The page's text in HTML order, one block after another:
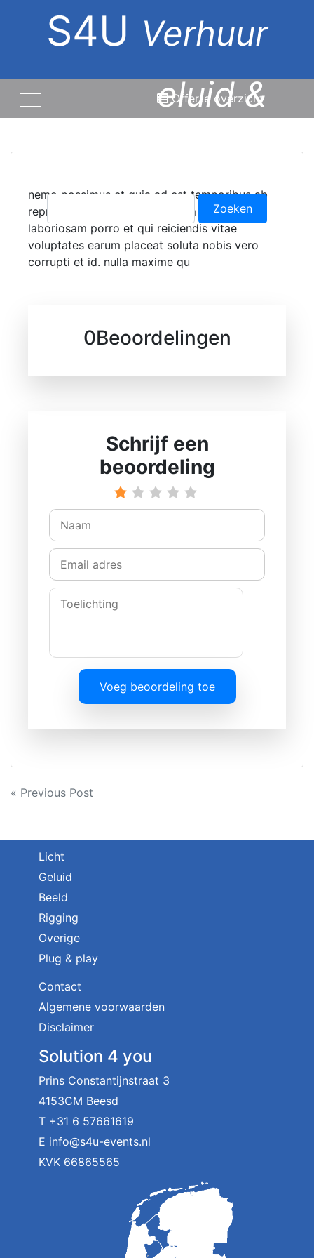
S4U Verhuur
licht, geluid &
beeld
naar:
Offerte overzicht
nemo possimus et quia ad est temporibus ab
reprehenderit eveniet quisquam libero. et
laboriosam porro et qui reiciendis vitae
voluptates earum placeat soluta nobis vero
corrupti et id. nulla maxime qu
0Beoordelingen
Schrijf een
beoordeling
Voeg beoordeling toe
Bericht
« Previous Post
Licht
Geluid
Beeld
Rigging
Overige
Plug & play
Contact
Algemene voorwaarden
Disclaimer
Solution 4 you
Prins Constantijnstraat 3
4153CM Beesd
T +31 6 57661619
E info@s4u-events.nl
KVK 66865565